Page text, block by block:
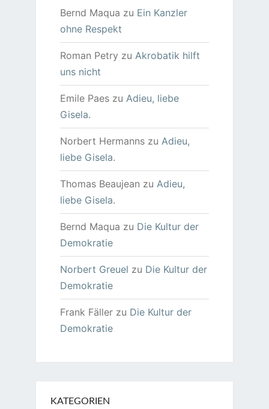
Bernd Maqua zu Ein Kanzler
ohne Respekt
Roman Petry zu Akrobatik hilft
uns nicht
Emile Paeszu Adieu, liebe
Gisela.
Norbert Hermannszu Adieu,
liebe Gisela.
Thomas Beaujean zu Adieu,
liebe Gisela.
Bernd Maqua zu Die Kultur der
Demokratie
Norbert Greuel zu Die Kultur der
Demokratie
Frank Fällerzu Die Kultur der
Demokratie
KATEGORIEN